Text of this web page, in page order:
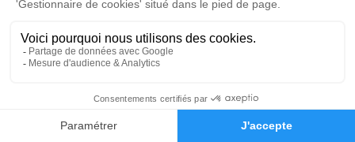
Faire-part Hommages
Cérémonie civile
Cimetière Ancien de Chevanceaux
Rue des Tilleuls
Je rends hommage